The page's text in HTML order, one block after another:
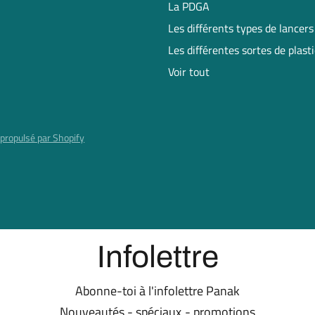
La PDGA
Les différents types de lancers
Les différentes sortes de
Voir tout
par Shopify
Infolettre
Abonne-toi à l'infolettre Panak